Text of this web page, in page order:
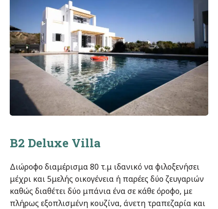
B2 Deluxe Villa
Διώροφο διαμέρισμα 80 τ.μ ιδανικό να φιλοξενήσει
μέχρι και 5μελής οικογένεια ή παρέες δύο ζευγαριών
καθώς διαθέτει δύο μπάνια ένα σε κάθε όροφο, με
πλήρως εξοπλισμένη κουζίνα, άνετη τραπεζαρία και